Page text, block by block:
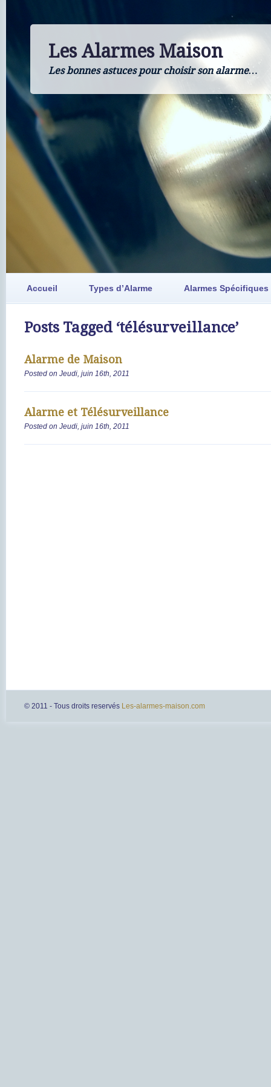
Les Alarmes Maison
Les bonnes astuces pour choisir son alarme…
Accueil Types d’Alarme Alarmes Spécifiques
Posts Tagged ‘télésurveillance’
Alarme de Maison
Posted on Jeudi, juin 16th, 2011
Alarme et Télésurveillance
Posted on Jeudi, juin 16th, 2011
© 2011 - Tous droits reservés Les-alarmes-maison.com